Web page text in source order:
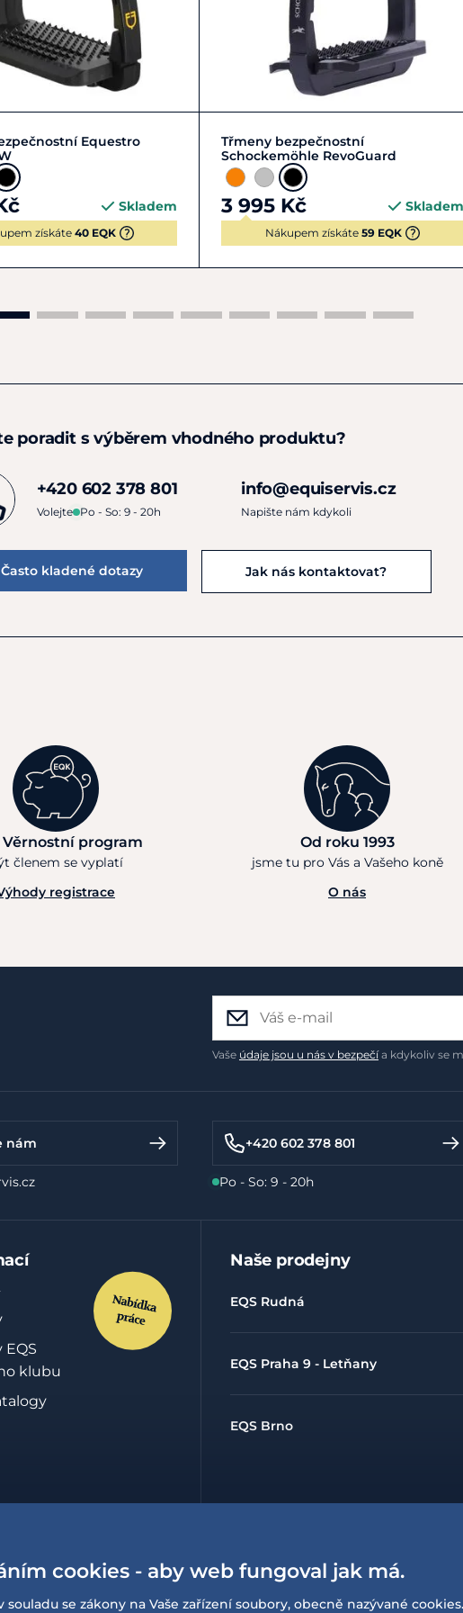
Zobrazit detailEquestro
Skladem
získáte 40 EQK
Zobrazit detail
Třmeny bezpečnostní
Schockemöhle RevoGuard
3 995 Kč Skladem
Nákupem získáte 59 EQK
poradit s výběrem vhodného produktu?
+420 602 378 801
Volejte Po - So: 9 - 20h
info@equiservis.cz
Napište nám kdykoli
Často kladené dotazy Jak nás kontaktovat?
Věrnostní program
členem se vyplatí
registrace
Od roku 1993
jsme tu pro Vás a Vašeho koně
O nás
Vaše údaje jsou u nás v bezpečía kdykoliv se
nám +420 602 378 801
Po - So: 9 - 20h
klubu
o
Naše prodejny
EQS Rudná
EQS Praha 9 - Letňany
EQS Brno
cookies - aby web fungoval jak má.
se zákony na Vaše zařízení soubory, obecně nazývané cookies.